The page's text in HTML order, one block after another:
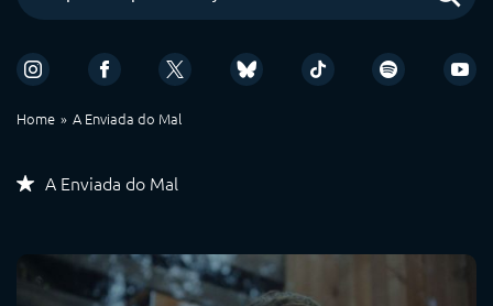
Home A Enviada do Mal
A Enviada do Mal